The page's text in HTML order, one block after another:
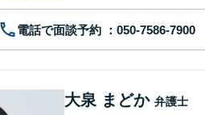
電話で面談予約
大泉 まどか 弁護士